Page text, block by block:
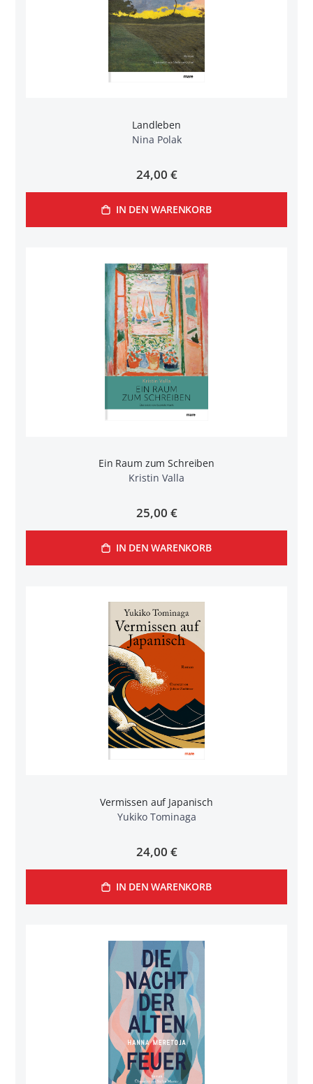
Landleben
Nina Polak
24,00 €
IN DEN WARENKORB
Ein Raum zum Schreiben
Kristin Valla
25,00 €
IN DEN WARENKORB
Vermissen auf Japanisch
Yukiko Tominaga
24,00 €
IN DEN WARENKORB